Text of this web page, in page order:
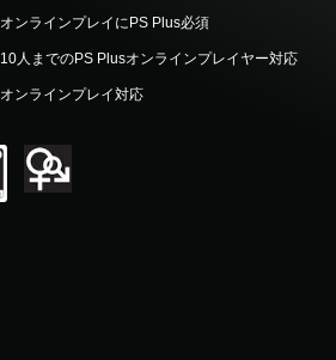
オンラインプレイにPS Plus必須
10人までのPS Plusオンラインプレイヤー対応
オンラインプレイ対応